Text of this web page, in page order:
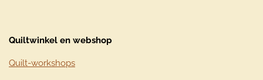
Quiltwinkel en webshop
Quilt-workshops